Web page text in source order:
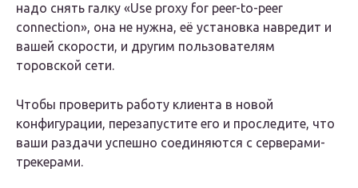
надо снять галку «Use proxy for peer-to-peer
connection», она не нужна, её установка навредит и
вашей скорости, и другим пользователям
торовской сети.
Чтобы проверить работу клиента в новой
конфигурации, перезапустите его и проследите, что
ваши раздачи успешно соединяются с серверами-
трекерами.